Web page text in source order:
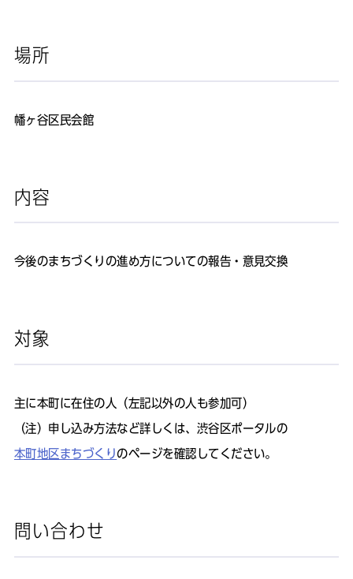
場所
幡ヶ谷区民会館
内容
今後のまちづくりの進め方についての報告・意見交換
対象
主に本町に在住の人（左記以外の人も参加可）
（注）申し込み方法など詳しくは、渋谷区ポータルの
本町地区まちづくりのページを確認してください。
問い合わせ